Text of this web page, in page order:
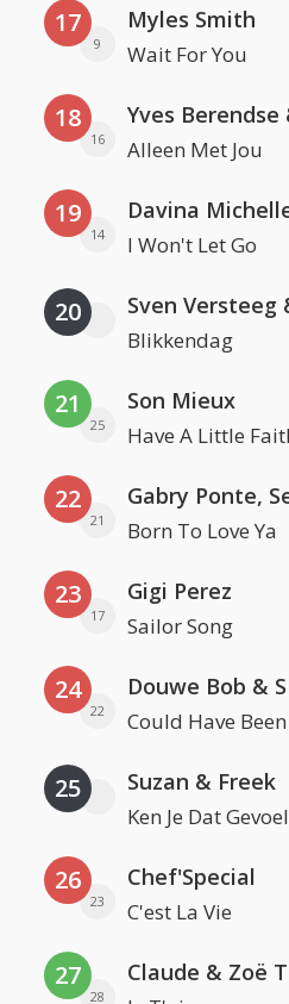
17
9
Myles Smith
Wait For You
18
16
Yves
Alleen Met Jou
19
14
Davina
I Won't Let Go
20 Sven Versteeg
Blikkendag
21
25
Son Mieux
Have A Little
22
21 Born To Love Ya
23
17
Gigi Perez
Sailor Song
24
22
Douwe Bob &
Could Have
25 Suzan & Freek
Ken Je Dat Gevoel
26
23
Chef'Special
C'est La Vie
27
28
Claude & Zoë